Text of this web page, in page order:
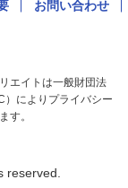
お問い合わせ
エイトは一般財団法
）によりプライバシー
す。
reserved.